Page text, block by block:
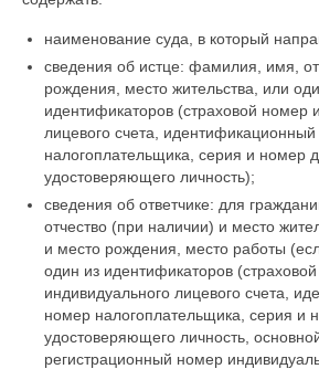
наименование суда, в который
сведения об истце: фамилия, имя,
рождения, место жительства, или
идентификаторов (страховой номер
лицевого счета,
налогоплательщика, серия и номер
удостоверяющего личность);
сведения об ответчике: для
отчество (при наличии) и место
и место рождения, место работы
один из идентификаторов
индивидуального лицевого счета,
номер налогоплательщика, серия и
удостоверяющего личность,
регистрационный номер